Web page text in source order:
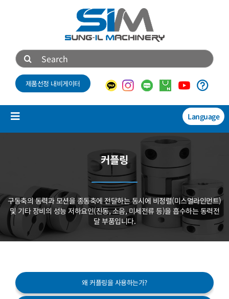
기
검
색:
제품선정 내비게이터
Toggle
기술자료
회사소개
고객센터
Language
커플링
구동축의 동력과 모션을 종동축에 전달하는 동시에 비정렬(미스얼라인먼트)
및 기타 장비의 성능 저하요인(진동, 소음, 미세전류 등)을 흡수하는 동력전
달 부품입니다.
왜 커플링을 사용하는가?